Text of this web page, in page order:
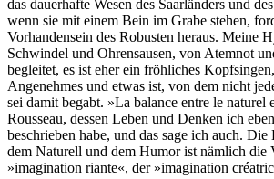
das dauerhafte Wesen des Saarländers und
wenn sie mit einem Bein im Grabe stehen,
Vorhandensein des Robusten heraus. Meine
Schwindel und Ohrensausen, von Atemnot
begleitet, es ist eher ein fröhliches
Angenehmes und etwas ist, von dem nicht
sei damit begabt. »La balance entre le naturel
Rousseau, dessen Leben und Denken ich
beschrieben habe, und das sage ich auch. Die
dem Naturell und dem Humor ist nämlich die
»imagination riante«, der »imagination